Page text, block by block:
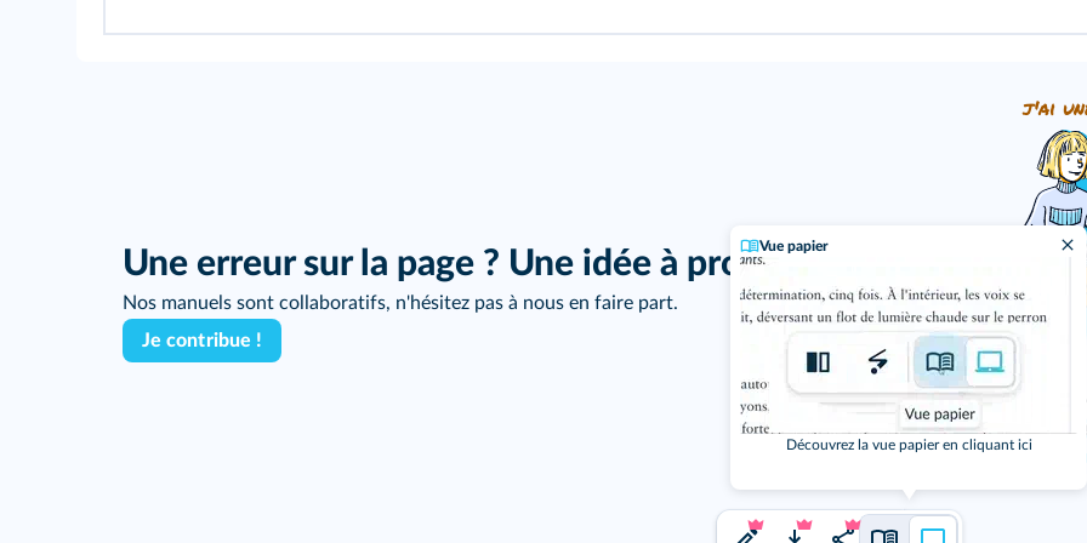
Vue papier
Découvrez la vue papier en cliquant ici
Une erreur sur la page ? Une idée à proposer ?
Nos manuels sont collaboratifs, n'hésitez pas à nous en faire part.
Je contribue !
j'ai